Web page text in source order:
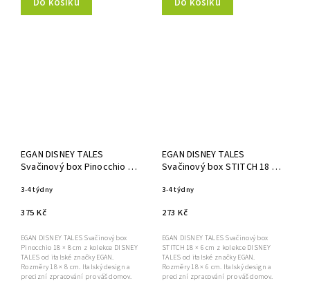
EGAN DISNEY TALES
Svačinový box Pinocchio 18
3-4 týdny
375 Kč
EGAN DISNEY TALES Svačinový box
Pinocchio 18 × 8 cm z kolekce DISNEY
TALES od italské značky EGAN.
Rozměry 18 × 8 cm. Italský design a
precizní zpracování pro váš domov.
EGAN DISNEY TALES
Svačinový box STITCH 18 ×
3-4 týdny
273 Kč
EGAN DISNEY TALES Svačinový box
STITCH 18 × 6 cm z kolekce DISNEY
TALES od italské značky EGAN.
Rozměry 18 × 6 cm. Italský design a
precizní zpracování pro váš domov.